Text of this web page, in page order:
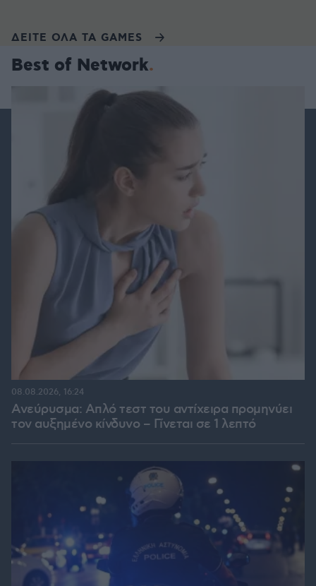
ΔΕΙΤΕ ΟΛΑ ΤΑ GAMES
Best of Network
Ανεύρυσμα: Απλό τεστ του αντίχειρα προμηνύει
τον αυξημένο κίνδυνο – Γίνεται σε 1 λεπτό
08.08.2026, 16:24